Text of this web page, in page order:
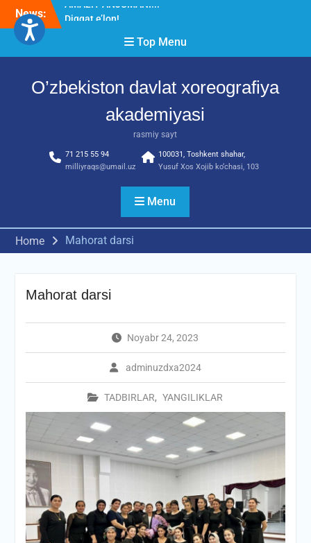
Skip
content
News:
Diqqat e’lon!
2026” tadbiri bo‘lib o‘tdi
RESPUBLIKA ILMIY-
Top Menu
O’zbekiston davlat xoreografiya
akademiyasi
rasmiy sayt
71 215 55 94
milliyraqs@umail.uz
100031, Toshkent shahar,
Yusuf Xos Xojib ko‘chasi, 103
Menu
Home Mahorat darsi
Mahorat darsi
Noyabr 24, 2023
adminuzdxa2024
TADBIRLAR, YANGILIKLAR